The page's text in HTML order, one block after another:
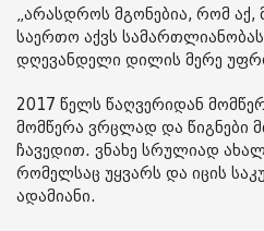
„არასდროს მგონებია, რომ აქ,
საერთო აქვს
დღევანდელი დილის მერე
2017 წელს წაღვერიდან
მომწერა ვრცლად და წიგნები
ჩავედით. ვნახე სრულიად
რომელსაც უყვარს და იცის
ადამიანი.